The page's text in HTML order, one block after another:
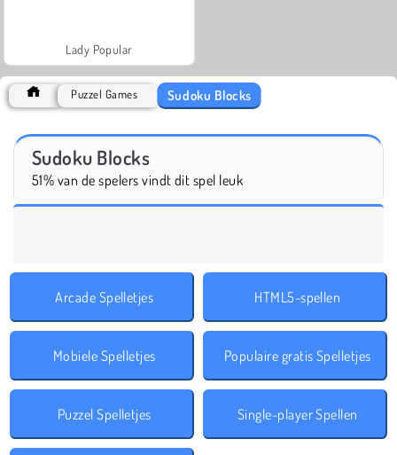
Lady Popular
Puzzel Games Sudoku Blocks
Sudoku Blocks
51% van de spelers vindt dit spel leuk
Arcade Spelletjes HTML5-spellen
Mobiele Spelletjes Populaire gratis Spelletjes
Puzzel Spelletjes Single-player Spellen